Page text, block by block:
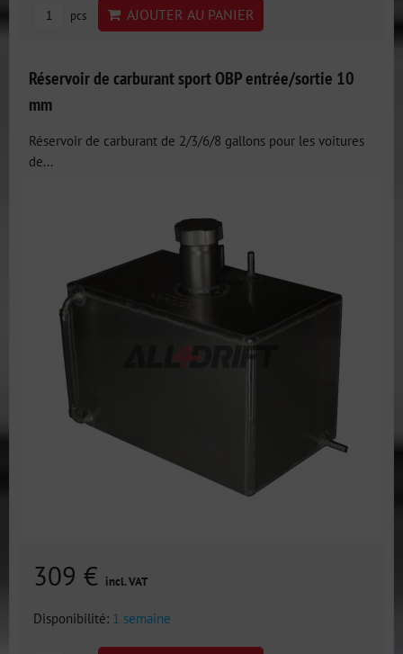
pcs AJOUTER AU PANIER
Réservoir de carburant sport OBP entrée/sortie 10
mm
Réservoir de carburant de 2/3/6/8 gallons pour les voitures
de...
309 € incl. VAT
Disponibilité: 1 semaine